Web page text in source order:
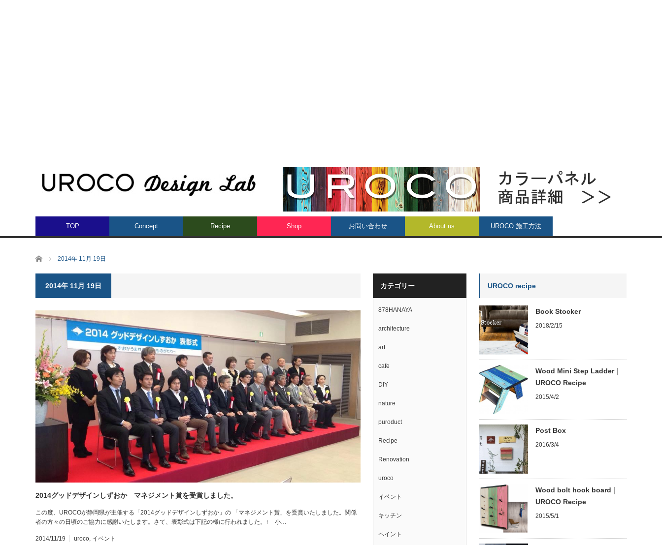
TOP Concept Recipe Shop お問い合わせ About us UROCO 施工方法
ホーム 2014年 11月 19日
2014年 11月 19日
2014グッドデザインしずおか マネジメント賞を受賞しました。
この度、UROCOが静岡県が主催する「2014グッドデザインしずおか」の 「マネジメント賞」を受賞いたしました。関係
者の方々の日頃のご協力に感謝いたします。さて、表彰式は下記の様に行われました。↑ 小…
2014/11/19 uroco, イベント
カテゴリー
878HANAYA
architecture
art
cafe
DIY
nature
puroduct
Recipe
Renovation
uroco
イベント
キッチン
ペイント
UROCO recipe
Book Stocker
2018/2/15
Wood Mini Step Ladder｜
UROCO Recipe
2015/4/2
Post Box
2016/3/4
Wood bolt hook board｜
UROCO Recipe
2015/5/1